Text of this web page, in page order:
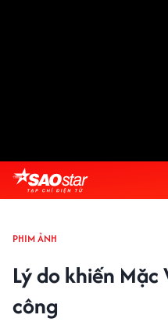
PHIM ẢNH
Lý do khiến Mặc
công